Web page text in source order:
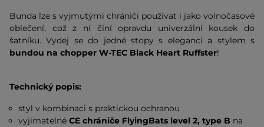
Bunda lze s vyjmutými chrániči používat i jako volnočasové
oblečení, což z ní činí opravdu univerzální kousek do
šatníku. Vydej se do jedné stopy s elegancí a stylem s
bundou na chopper W-TEC Black Heart Ruffster!
Technický popis:
styl v kombinaci s praktickou ochranou
vyjímatelnéCE chrániče FlyingBats level 2, type B na